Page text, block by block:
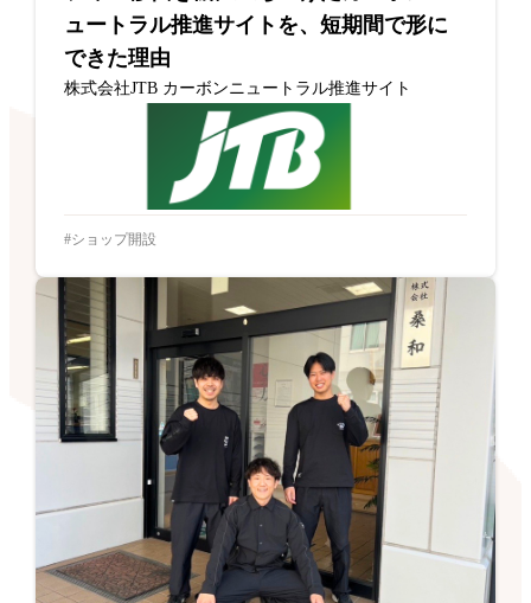
ュートラル推進サイトを、短期間で形に
できた理由
株式会社JTB カーボンニュートラル推進サイト
ショップ開設